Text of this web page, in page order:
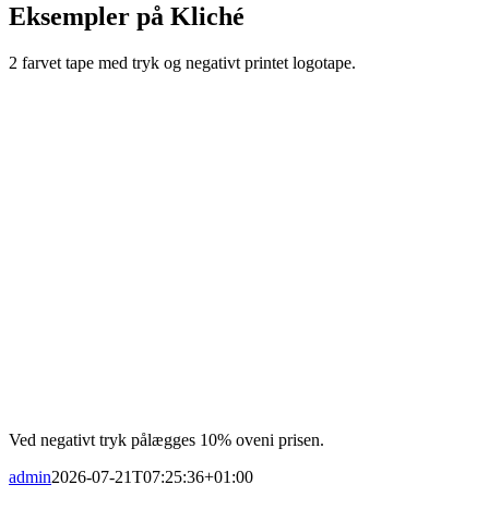
Eksempler på Kliché
2 farvet tape med tryk og negativt printet logotape.
Ved negativt tryk pålægges 10% oveni prisen.
admin2026-07-21T07:25:36+01:00